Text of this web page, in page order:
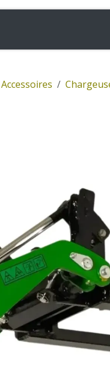
Accessoires